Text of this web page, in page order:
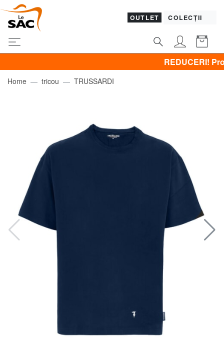
OUTLET COLECȚII
REDUCERI!
Home tricou TRUSSARDI